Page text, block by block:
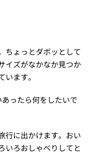
ょっとダボッとして
イズがなかなか見つか
ます。
ったら何をしたいで
に出かけます。おい
いろおしゃべりしてと